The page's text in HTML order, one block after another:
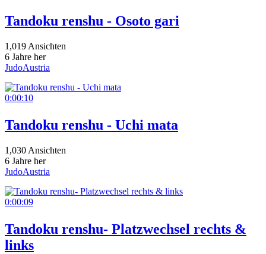
Tandoku renshu - Osoto gari
1,019 Ansichten
6 Jahre her
JudoAustria
0:00:10
Tandoku renshu - Uchi mata
1,030 Ansichten
6 Jahre her
JudoAustria
0:00:09
Tandoku renshu- Platzwechsel rechts &
links